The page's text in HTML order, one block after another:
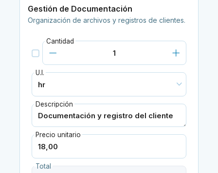
Gestión de Documentación
Organización de archivos y registros de clientes.
Cantidad
U.I.
Descripción
Precio unitario
Total